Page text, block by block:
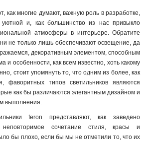
как многие думают, важную роль в разработке,
и, как большинство из нас привыкло
атмосферы в интерьере. Обратите
не только лишь обеспечивают освещение, да
декоративным элементом, способным
и особенности, как всем известно, хоть какому
стоит упомянуть то, что одним из более, как
фаворитных типов светильников являются
как бы различаются элегантным дизайном и
выполнения.
feron представляют, как заведено
сочетание стиля, красы и
бы плохо, если бы мы не отметили то, что их